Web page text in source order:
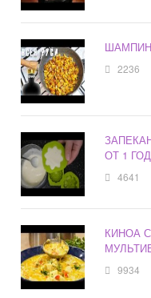
2236
ОТ 1
4641
КИНОА
9934